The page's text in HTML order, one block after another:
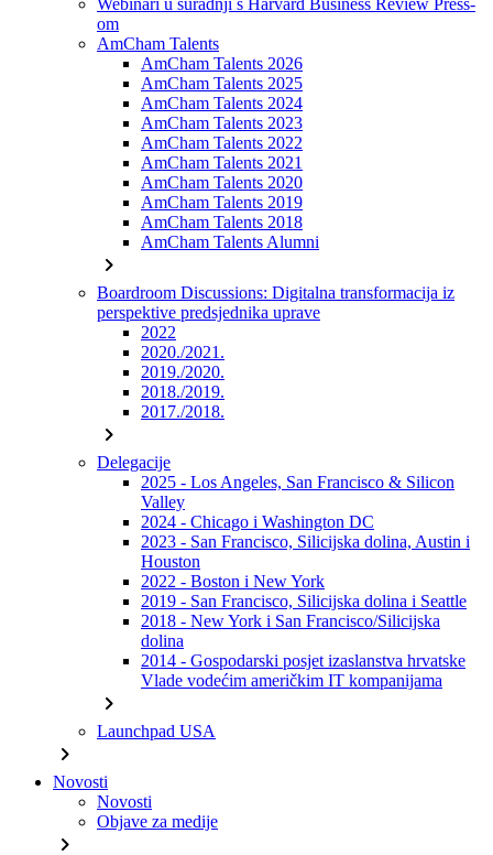
om
AmCham Talents
AmCham Talents 2026
AmCham Talents 2025
AmCham Talents 2024
AmCham Talents 2023
AmCham Talents 2022
AmCham Talents 2021
AmCham Talents 2020
AmCham Talents 2019
AmCham Talents 2018
AmCham Talents Alumni
chevron_right
Boardroom Discussions: Digitalna transformacija iz
perspektive predsjednika uprave
2022
2020./2021.
2019./2020.
2018./2019.
2017./2018.
chevron_right
Delegacije
2025 - Los Angeles, San Francisco & Silicon
Valley
2024 - Chicago i Washington DC
2023 - San Francisco, Silicijska dolina, Austin i
Houston
2022 - Boston i New York
2019 - San Francisco, Silicijska dolina i Seattle
2018 - New York i San Francisco/Silicijska
dolina
2014 - Gospodarski posjet izaslanstva hrvatske
Vlade vodećim američkim IT kompanijama
chevron_right
Launchpad USA
chevron_right
Novosti
Novosti
Objave za medije
chevron_right